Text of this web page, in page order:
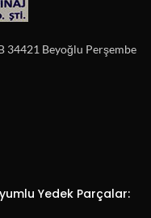
34421 Beyoğlu Perşembe
Yedek Parçalar: